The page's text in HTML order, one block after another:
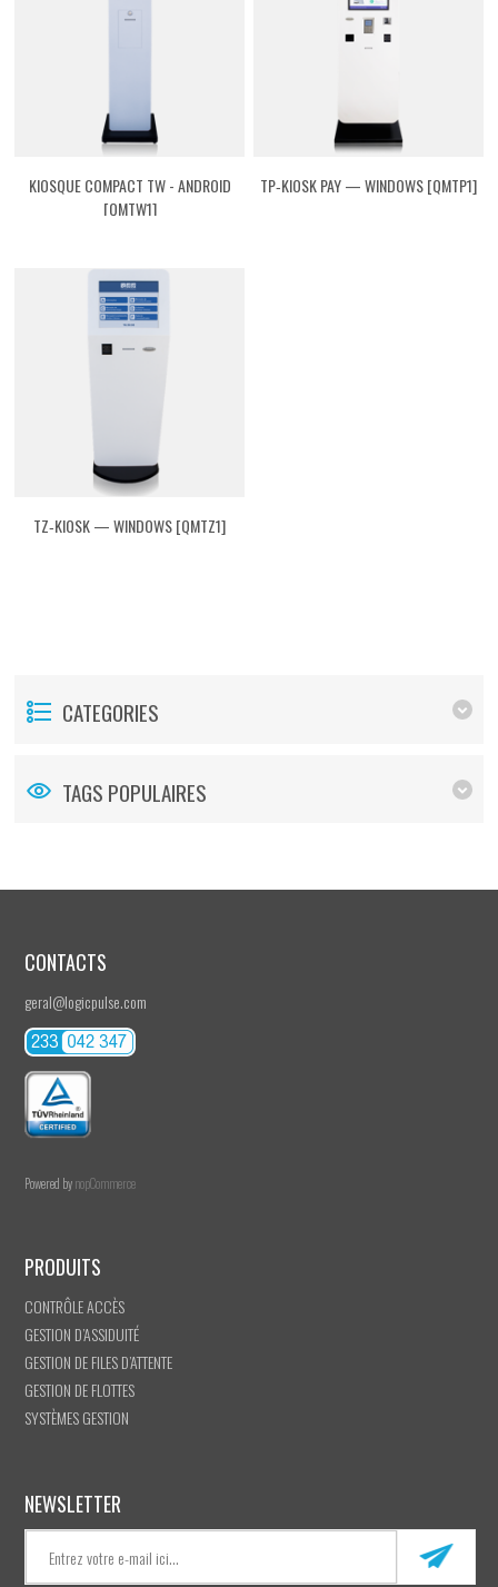
KIOSQUE COMPACT TW - ANDROID
[QMTW1]
TP‑KIOSK PAY — WINDOWS [QMTP1]
TZ‑KIOSK — WINDOWS [QMTZ1]
CATEGORIES
TAGS POPULAIRES
CONTACTS
geral@logicpulse.com
Powered bynopCommerce
PRODUITS
CONTRÔLE ACCÈS
GESTION D’ASSIDUITÉ
GESTION DE FILES D’ATTENTE
GESTION DE FLOTTES
SYSTÈMES GESTION
NEWSLETTER